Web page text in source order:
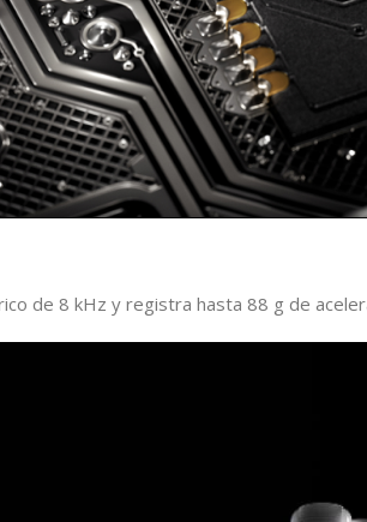
de 8 kHz y registra hasta 88 g de